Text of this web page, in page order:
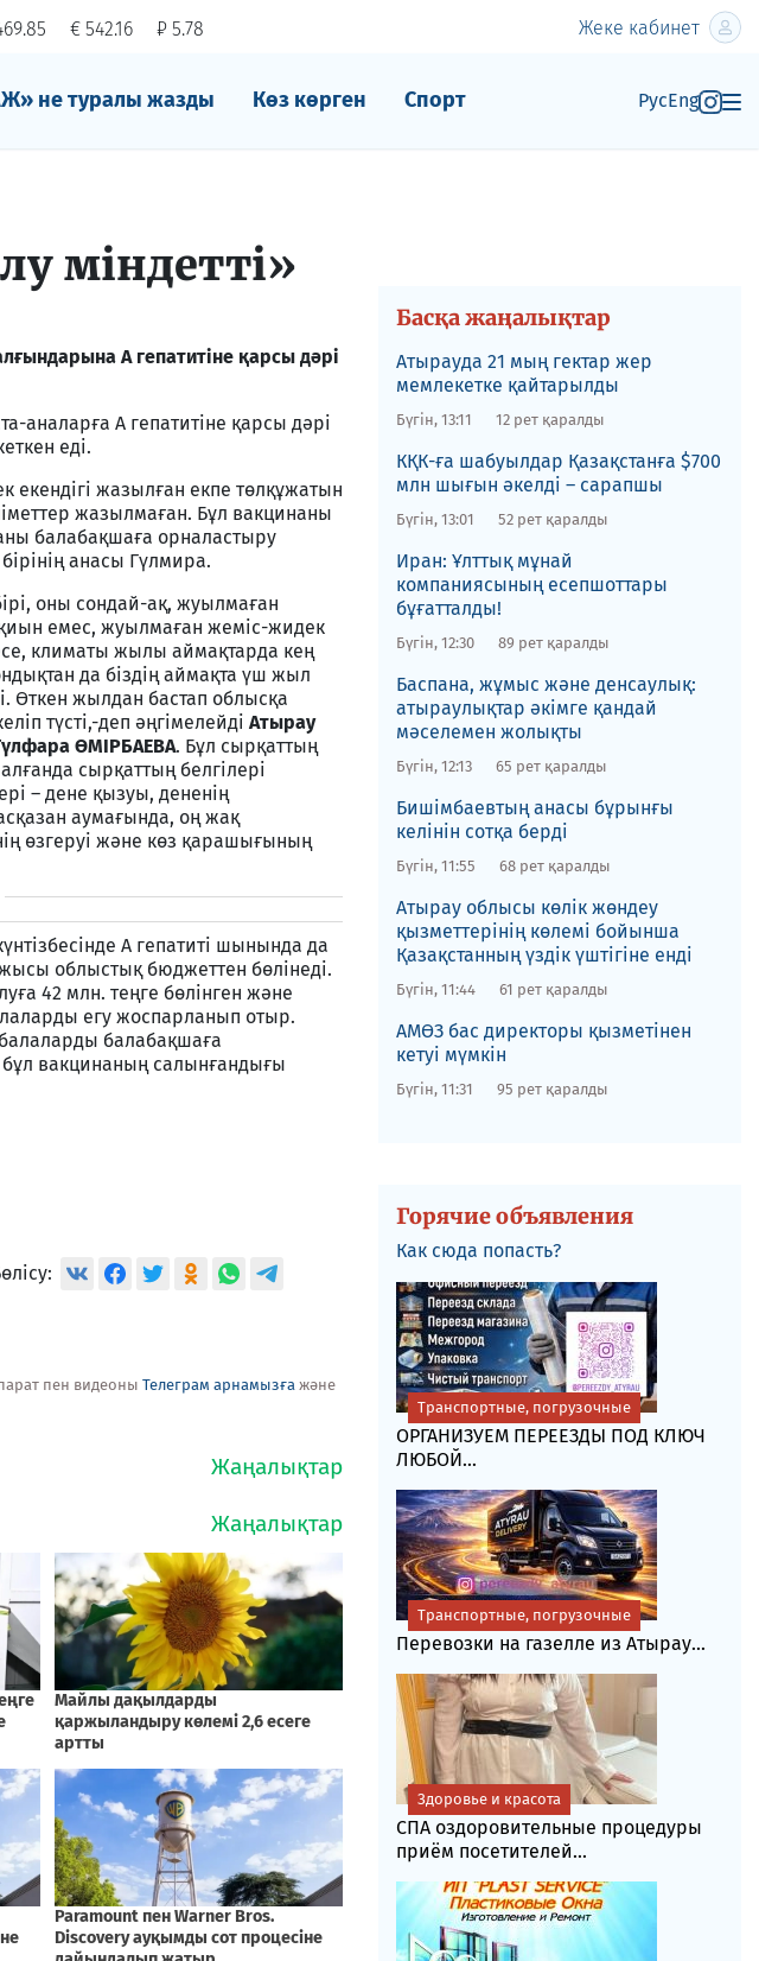
€ 542.16 ₽ 5.78 Жеке кабинет
не туралы жазды Көз көрген Спорт РусEng
міндетті»
А гепатитіне қарсы дәрі
аналарға А гепатитіне қарсы дәрі
еді.
жазылған екпе төлқұжатын
жазылмаған. Бұл вакцинаны
балабақшаға орналастыру
анасы Гүлмира.
оны сондай-ақ, жуылмаған
емес, жуылмаған жеміс-жидек
климаты жылы аймақтарда кең
да біздің аймақта үш жыл
Өткен жылдан бастап облысқа
түсті,-деп әңгімелейді Атырау
ӨМІРБАЕВА. Бұл сырқаттың
сырқаттың белгілері
– дене қызуы, дененің
аумағында, оң жақ
өзгеруі және көз қарашығының
А гепатиті шынында да
облыстық бюджеттен бөлінеді.
42 млн. теңге бөлінген және
егу жоспарланып отыр.
балабақшаға
вакцинаның салынғандығы
пен видеоны Телеграм арнамызға және
Басқа жаңалықтар
Атырауда 21 мың гектар жер
мемлекетке қайтарылды
Бүгін, 13:11 12 рет қаралды
​КҚК-ға шабуылдар Қазақстанға $700
млн шығын әкелді – сарапшы
Бүгін, 13:01 52 рет қаралды
Иран: Ұлттық мұнай
компаниясының есепшоттары
бұғатталды!
Бүгін, 12:30 89 рет қаралды
​Баспана, жұмыс және денсаулық:
атыраулықтар әкімге қандай
мәселемен жолықты
Бүгін, 12:13 65 рет қаралды
Бишімбаевтың анасы бұрынғы
келінін сотқа берді
Бүгін, 11:55 68 рет қаралды
​Атырау облысы көлік жөндеу
қызметтерінің көлемі бойынша
Қазақстанның үздік үштігіне енді
Бүгін, 11:44 61 рет қаралды
АМӨЗ бас директоры қызметінен
кетуі мүмкін
Бүгін, 11:31 95 рет қаралды
Горячие объявления
Как сюда попасть?
ОРГАНИЗУЕМ ПЕРЕЕЗДЫ ПОД КЛЮЧ
ЛЮБОЙ...
Транспортные, погрузочные
Перевозки на газелле из Атырау...
Транспортные, погрузочные
СПА оздоровительные процедуры
приём посетителей...
Здоровье и красота